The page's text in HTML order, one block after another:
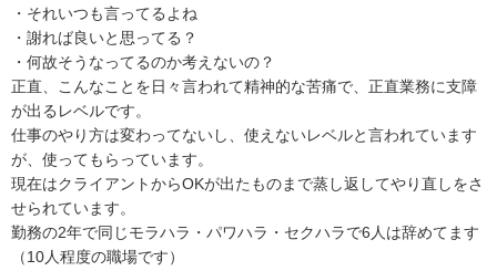
・それいつも言ってるよね
・謝れば良いと思ってる？
・何故そうなってるのか考えないの？
正直、こんなことを日々言われて精神的な苦痛で、正直業務に支障
が出るレベルです。
仕事のやり方は変わってないし、使えないレベルと言われています
が、使ってもらっています。
現在はクライアントからOKが出たものまで蒸し返してやり直しをさ
せられています。
勤務の2年で同じモラハラ・パワハラ・セクハラで6人は辞めてます
（10人程度の職場です）